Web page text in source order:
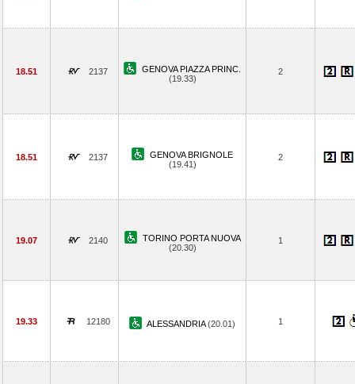
18.51 2137
GENOVA PIAZZA PRINC.
(19.33)
2
18.51 2137
GENOVA BRIGNOLE
(19.41)
2
19.07 2140
TORINO PORTA NUOVA
(20.30)
1
19.33 12180 ALESSANDRIA(20.01) 1